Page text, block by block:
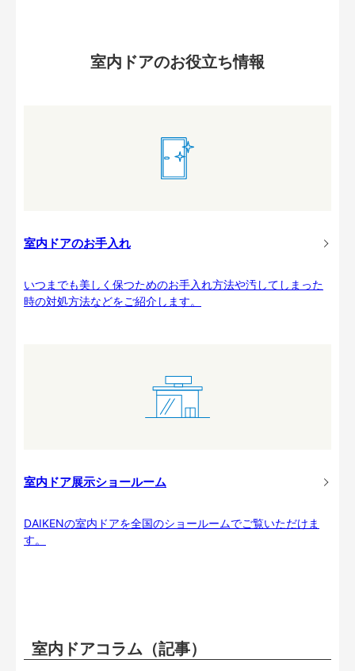
室内ドアのお役立ち情報
室内ドアのお手入れ
いつまでも美しく保つためのお手入れ方法や汚してしまった
時の対処方法などをご紹介します。
室内ドア展示ショールーム
DAIKENの室内ドアを全国のショールームでご覧いただけま
す。
室内ドアコラム（記事）